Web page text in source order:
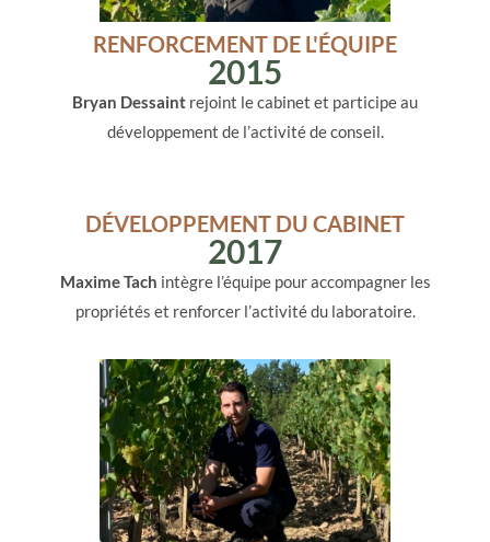
RENFORCEMENT DE L'ÉQUIPE
2015
Bryan Dessaint rejoint le cabinet et participe au
développement de l’activité de conseil.
DÉVELOPPEMENT DU CABINET
2017
Maxime Tach intègre l’équipe pour accompagner les
propriétés et renforcer l’activité du laboratoire.